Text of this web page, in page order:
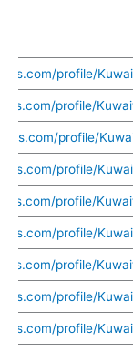
profile/
profile/
profile/
profile/
profile/
profile/
profile/
profile/
profile/